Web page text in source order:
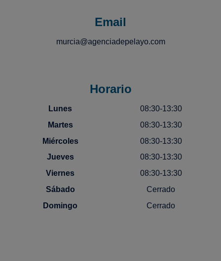
Email
murcia@agenciadepelayo.com
Horario
Lunes
08:30-13:30
Martes
08:30-13:30
Miércoles
08:30-13:30
Jueves
08:30-13:30
Viernes
08:30-13:30
Sábado
Cerrado
Domingo
Cerrado